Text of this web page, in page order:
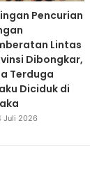
Pencurian
Lintas
Dibongkar,
Terduga
Diciduk di
Juli 2026